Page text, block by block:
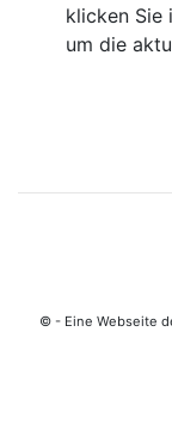
klicken Sie
um die
© - Eine Webseite